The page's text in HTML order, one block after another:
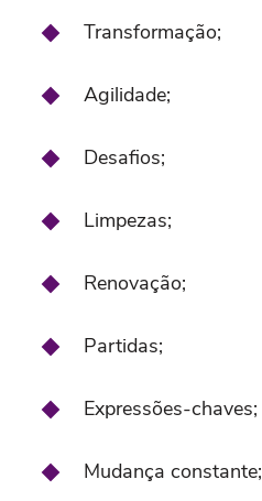
Transformação;
Agilidade;
Desafios;
Limpezas;
Renovação;
Partidas;
Expressões-chaves;
Mudança constante;